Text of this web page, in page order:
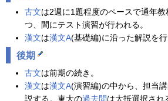
古文は2週に1題程度のペースで通年
つ、間にテスト演習が行われる。
漢文は漢文A(基礎編)に沿った解説を行
後期
古文は前期の続き。
漢文は漢文A(演習編)の中から、担当
説する。東大の過去問は大抵選択され